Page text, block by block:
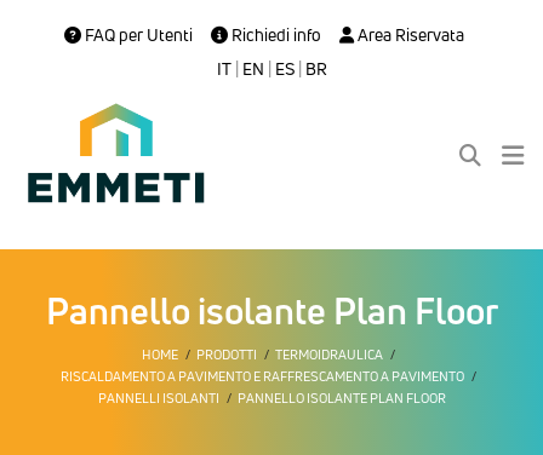
FAQ per Utenti Richiedi info
Area Riservata
IT| EN | ES| BR
Pannello isolante Plan Floor
HOME PRODOTTI
TERMOIDRAULICA
RISCALDAMENTO A PAVIMENTO E RAFFRESCAMENTO A PAVIMENTO
PANNELLI ISOLANTI
PANNELLO ISOLANTE PLAN FLOOR